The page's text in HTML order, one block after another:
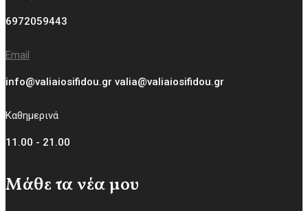
6972059443
Email
info@valiaiosifidou.gr valia@valiaiosifidou.gr
Καθημερινά
11.00 - 21.00
Μάθε τα νέα μου